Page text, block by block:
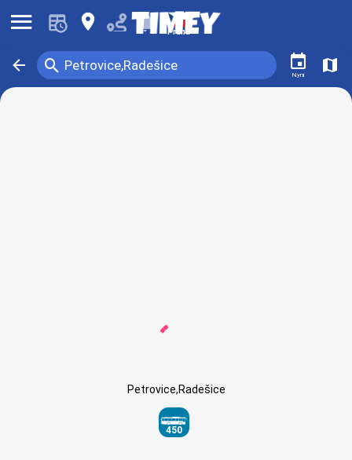
󰍜 󰍎 󰂚 Praha
󰁍 Petrovice,Radešice
󰍉 󰃭
Nyní
󰍍
Petrovice,Radešice
450